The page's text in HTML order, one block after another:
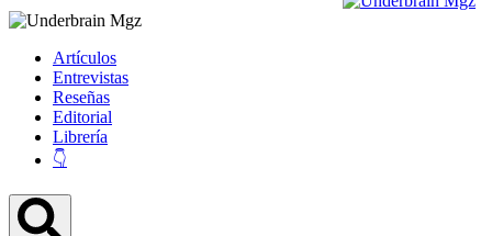
Artículos
Entrevistas
Reseñas
Editorial
Librería
👇